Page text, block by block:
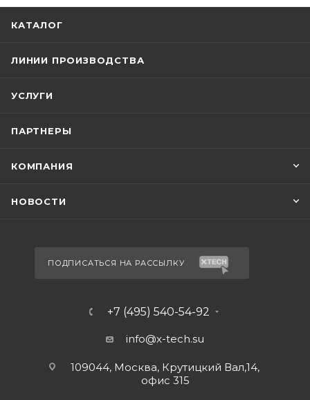
КАТАЛОГ
ЛИНИИ ПРОИЗВОДСТВА
УСЛУГИ
ПАРТНЕРЫ
КОМПАНИЯ
НОВОСТИ
ПОДПИСАТЬСЯ НА РАССЫЛКУ
+7 (495) 540-54-92
info@x-tech.su
109044, Москва, Крутицкий Вал,14,
офис 315